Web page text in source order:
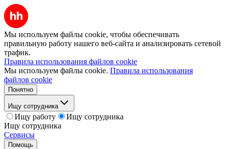
Мы используем файлы cookie, чтобы обеспечивать
правильную работу нашего веб-сайта и анализировать сетевой
трафик.
Правила использования файлов cookie
Мы используем файлы cookie. Правила использования
файлов cookie
Понятно
Ищу сотрудника
Ищу работу
Ищу сотрудника
Ищу сотрудника
Сервисы
Помощь